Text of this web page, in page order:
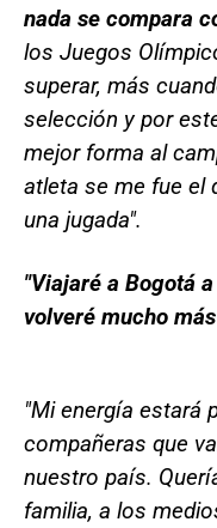
nada se compara
los Juegos
superar, más
selección y por
mejor forma al
atleta se me fue el
una jugada".
"Viajaré a Bogotá
volveré mucho
"Mi energía estará
compañeras que
nuestro país.
familia, a los